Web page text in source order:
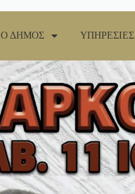
Ο ΔΗΜΟΣ ΥΠΗΡΕΣΙΕΣ